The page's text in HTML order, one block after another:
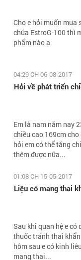
Cho e hỏi muốn mua
chứa EstroG-100 thì
phẩm nào ạ
04:29 CH 06-08-2017
Hỏi về phát triển
Em là nam năm nay
chiều cao 169cm cho
hỏi em có thể tăng
thêm được nữa...
01:08 CH 15-05-2017
Liệu có mang thai
Sau khi quan hệ e có
thuốc tránh thai
hôm sau e có kinh
mang thai...